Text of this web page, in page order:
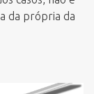
da própria da